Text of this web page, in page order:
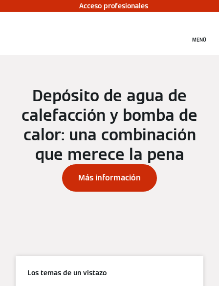
Acceso profesionales
MENÚ
Depósito de agua de
calefacción y bomba de
calor: una combinación
que merece la pena
Más información
Los temas de un vistazo